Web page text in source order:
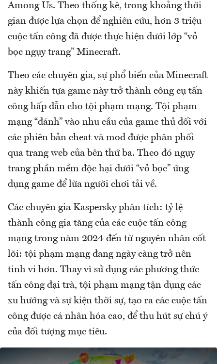
Among Us. Theo thống kê, trong khoảng thời
gian được lựa chọn để nghiên cứu, hơn 3 triệu
cuộc tấn công đã được thực hiện dưới lớp “vỏ
bọc ngụy trang” Minecraft.
Theo các chuyên gia, sự phổ biến của Minecraft
này khiến tựa game này trở thành công cụ tấn
công hấp dẫn cho tội phạm mạng. Tội phạm
mạng “đánh” vào nhu cầu của game thủ đối với
các phiên bản cheat và mod được phân phối
qua trang web của bên thứ ba. Theo đó ngụy
trang phần mềm độc hại dưới “vỏ bọc” ứng
dụng game để lừa người chơi tải về.
Các chuyên gia Kaspersky phân tích: tỷ lệ
thành công gia tăng của các cuộc tấn công
mạng trong năm 2024 đến từ nguyên nhân cốt
lõi: tội phạm mạng đang ngày càng trở nên
tinh vi hơn. Thay vì sử dụng các phương thức
tấn công đại trà, tội phạm mạng tận dụng các
xu hướng và sự kiện thời sự, tạo ra các cuộc tấn
công được cá nhân hóa cao, để thu hút sự chú ý
của đối tượng mục tiêu.